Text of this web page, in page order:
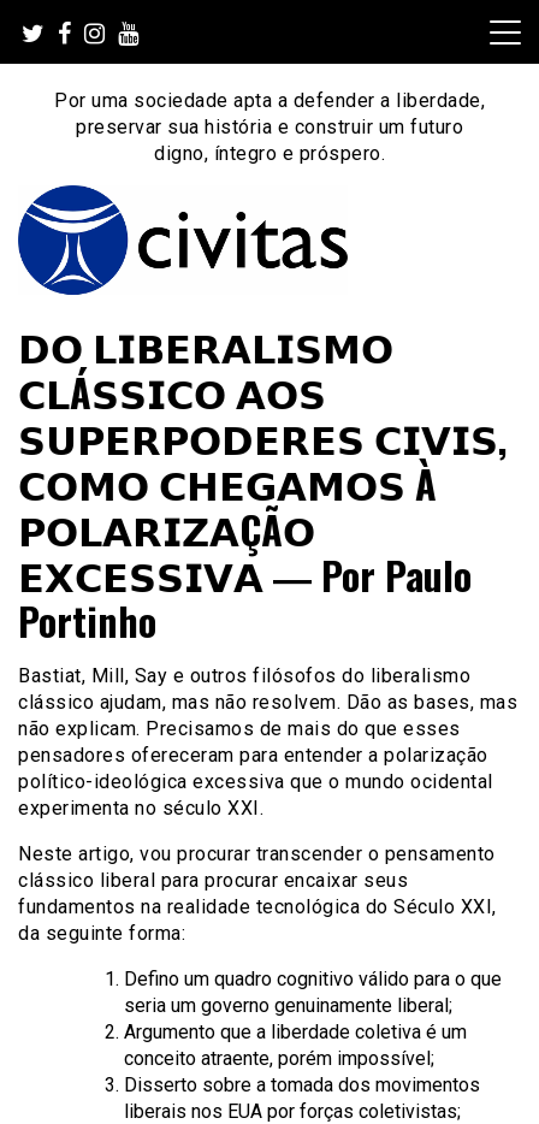
content
Por uma sociedade apta a defender a liberdade,
preservar sua história e construir um futuro
digno, íntegro e próspero.
Instituto Civitas
preservar sua história e construir um futuro digno, íntegro
e próspero.
𝗗𝗢 𝗟𝗜𝗕𝗘𝗥𝗔𝗟𝗜𝗦𝗠𝗢
𝗖𝗟Á𝗦𝗦𝗜𝗖𝗢 𝗔𝗢𝗦
𝗦𝗨𝗣𝗘𝗥𝗣𝗢𝗗𝗘𝗥𝗘𝗦 𝗖𝗜𝗩𝗜𝗦,
𝗖𝗢𝗠𝗢 𝗖𝗛𝗘𝗚𝗔𝗠𝗢𝗦 À
𝗣𝗢𝗟𝗔𝗥𝗜𝗭𝗔ÇÃ𝗢
𝗘𝗫𝗖𝗘𝗦𝗦𝗜𝗩𝗔 ― Por Paulo
Portinho
Bastiat, Mill, Say e outros filósofos do liberalismo
clássico ajudam, mas não resolvem. Dão as bases, mas
não explicam. Precisamos de mais do que esses
pensadores ofereceram para entender a polarização
político-ideológica excessiva que o mundo ocidental
experimenta no século XXI.
Neste artigo, vou procurar transcender o pensamento
clássico liberal para procurar encaixar seus
fundamentos na realidade tecnológica do Século XXI,
da seguinte forma:
Defino um quadro cognitivo válido para o que
seria um governo genuinamente liberal;
Argumento que a liberdade coletiva é um
conceito atraente, porém impossível;
Disserto sobre a tomada dos movimentos
liberais nos EUA por forças coletivistas;